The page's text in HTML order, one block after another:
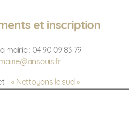
et inscription
mairie : 04 90 09 83 79
:« Nettoyons le sud »